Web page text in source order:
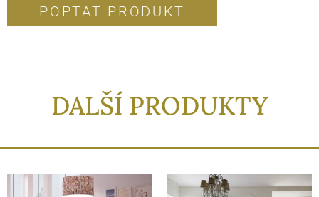
POPTAT PRODUKT
DALŠÍ PRODUKTY